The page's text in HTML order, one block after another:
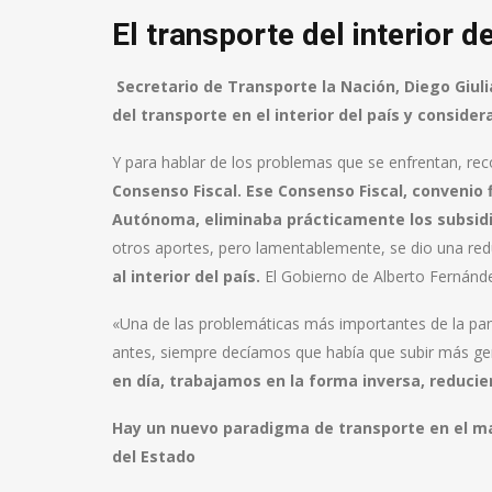
El transporte del interior
Secretario de Transporte la Nación, Diego
del transporte en el interior del país y
Y para hablar de los problemas que se enfrentan,
Consenso Fiscal. Ese Consenso Fiscal,
Autónoma, eliminaba prácticamente los
otros aportes, pero lamentablemente, se dio una
al interior del país. El Gobierno de Alberto
«Una de las problemáticas más importantes de la
antes, siempre decíamos que había que subir más
en día, trabajamos en la forma inversa,
Hay un nuevo paradigma de transporte en el
del Estado